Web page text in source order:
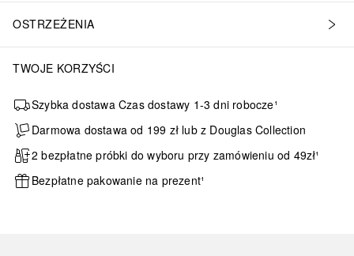
OSTRZEŻENIA
TWOJE KORZYŚCI
Szybka dostawa Czas dostawy 1-3 dni robocze¹
Darmowa dostawa od 199 zł lub z Douglas Collection
2 bezpłatne próbki do wyboru przy zamówieniu od 49zł¹
Bezpłatne pakowanie na prezent¹